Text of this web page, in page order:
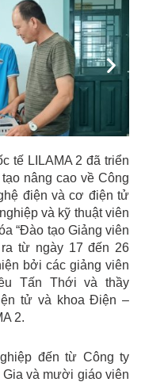
Next
tế LILAMA 2 đã triển
nâng cao về Công
điện và cơ điện tử
và kỹ thuật viên
“Đào tạo Giảng viên
ra từ ngày 17 đến 26
bởi các giảng viên
Tấn Thới và thầy
tử và khoa Điện –
2.
đến từ Công ty
Gia và mười giáo viên